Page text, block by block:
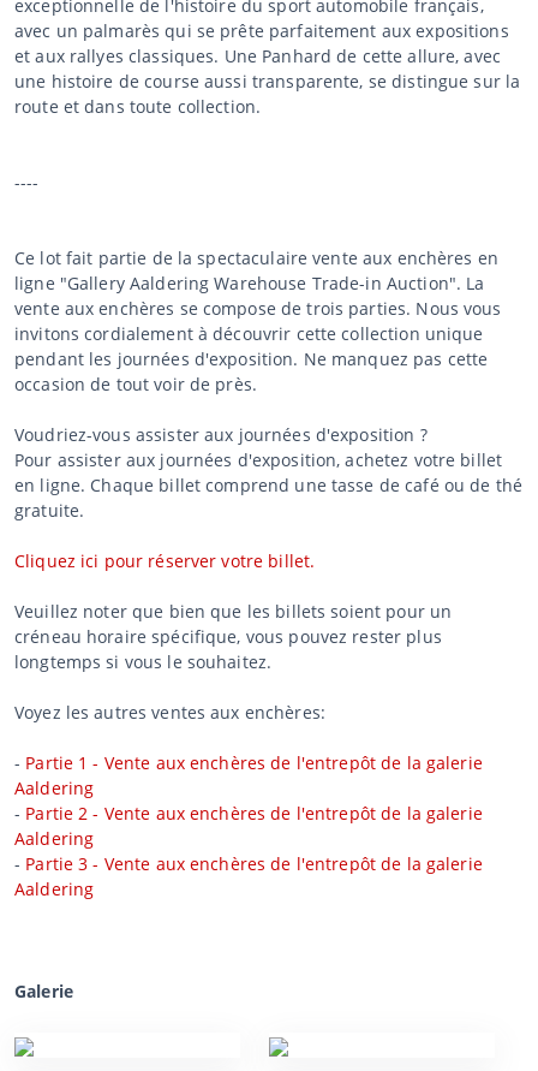
exceptionnelle de l'histoire du sport automobile français,
avec un palmarès qui se prête parfaitement aux expositions
et aux rallyes classiques. Une Panhard de cette allure, avec
une histoire de course aussi transparente, se distingue sur la
route et dans toute collection.
----
Ce lot fait partie de la spectaculaire vente aux enchères en
ligne "Gallery Aaldering Warehouse Trade-in Auction". La
vente aux enchères se compose de trois parties. Nous vous
invitons cordialement à découvrir cette collection unique
pendant les journées d'exposition. Ne manquez pas cette
occasion de tout voir de près.
Voudriez-vous assister aux journées d'exposition ?
Pour assister aux journées d'exposition, achetez votre billet
en ligne. Chaque billet comprend une tasse de café ou de thé
gratuite.
Cliquez ici pour réserver votre billet.
Veuillez noter que bien que les billets soient pour un
créneau horaire spécifique, vous pouvez rester plus
longtemps si vous le souhaitez.
Voyez les autres ventes aux enchères:
- Partie 1 - Vente aux enchères de l'entrepôt de la galerie
Aaldering
- Partie 2 - Vente aux enchères de l'entrepôt de la galerie
Aaldering
- Partie 3 - Vente aux enchères de l'entrepôt de la galerie
Aaldering
Galerie